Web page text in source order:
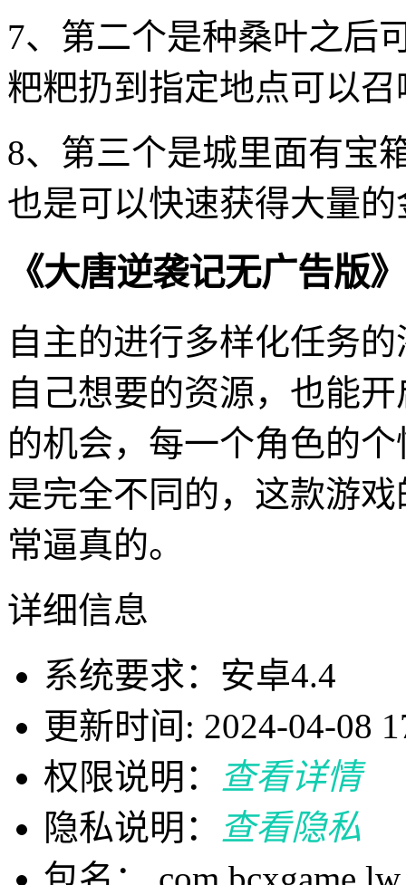
7、第二个是种桑叶之后
粑粑扔到指定地点可以
8、第三个是城里面有宝
也是可以快速获得大量
《大唐逆袭记无广告版
自主的进行多样化任务
自己想要的资源，也能
的机会，每一个角色的
是完全不同的，这款游
常逼真的。
详细信息
系统要求：安卓4.4
更新时间: 2024-04-08
权限说明：
查看详情
隐私说明：
查看隐私